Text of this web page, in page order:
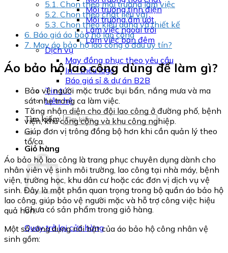
Môi trường tĩnh điện
Môi trường ẩm ướt
Làm việc ngoài trời
Làm việc ban đêm
Dịch vụ
May đồng phục theo yêu cầu
In - thêu logo
Báo giá sỉ & dự án B2B
Tin tức
Liên hệ
Tìm kiếm:
Giỏ hàng
Chưa có sản phẩm trong giỏ hàng.
Quay trở lại cửa hàng
5.1. Chọn theo môi trường làm việc
5.2. Chọn theo chất liệu vải
5.3. Chọn theo kiểu dáng và thiết kế
6. Báo giá áo bảo hộ lao công
7. May áo bảo hộ lao công ở đâu uy tín?
Áo bảo hộ lao công dùng để làm gì?
Bảo vệ người mặc trước bụi bẩn, nắng mưa và ma
sát nhẹ trong ca làm việc.
Tăng nhận diện cho đội lao công ở đường phố, bệnh
viện, khu công cộng và khu công nghiệp.
Giúp đơn vị trông đồng bộ hơn khi cần quản lý theo
tổ/ca.
Áo bảo hộ lao công là trang phục chuyên dụng dành cho
nhân viên vệ sinh môi trường, lao công tại nhà máy, bệnh
viện, trường học, khu dân cư hoặc các đơn vị dịch vụ vệ
sinh. Đây là một phần quan trọng trong bộ quần áo bảo hộ
lao công, giúp bảo vệ người mặc và hỗ trợ công việc hiệu
quả hơn.
Một số công dụng nổi bật của áo bảo hộ công nhân vệ
sinh gồm: